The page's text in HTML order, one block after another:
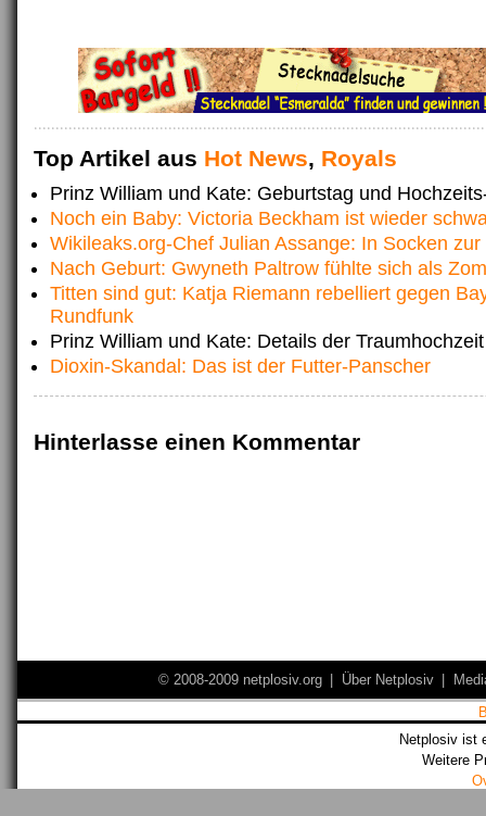
Top Artikel aus Hot News, Royals
Prinz William und Kate: Geburtstag und
Noch ein Baby: Victoria Beckham ist wieder
Wikileaks.org-Chef Julian Assange: In Socken zur
Nach Geburt: Gwyneth Paltrow fühlte sich als
Titten sind gut: Katja Riemann rebelliert gegen
Rundfunk
Prinz William und Kate: Details der Traumhochzeit
Dioxin-Skandal: Das ist der Futter-Panscher
Hinterlasse einen Kommentar
© 2008-2009 netplosiv.org Über Netplosiv
Netplosiv ist
Weitere